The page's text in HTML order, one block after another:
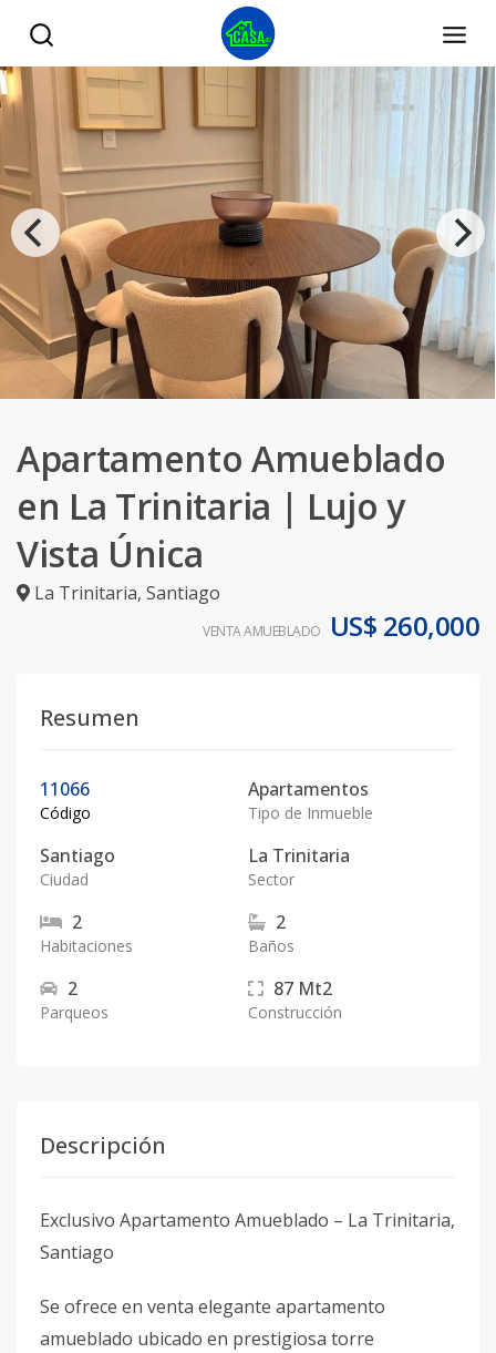
Apartamento Amueblado
en La Trinitaria | Lujo y
Vista Única
La Trinitaria, Santiago
VENTA AMUEBLADO US$ 260,000
Resumen
11066
Código
Apartamentos
Tipo de Inmueble
Santiago
Ciudad
La Trinitaria
Sector
2
Habitaciones
2
Baños
2
Parqueos
87 Mt2
Construcción
Descripción
Exclusivo Apartamento Amueblado – La Trinitaria,
Santiago
Se ofrece en venta elegante apartamento
amueblado ubicado en prestigiosa torre